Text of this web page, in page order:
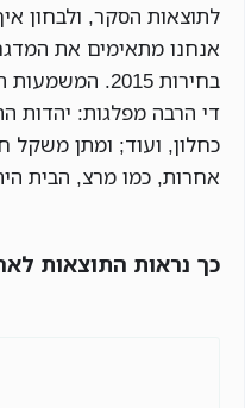
לתוצאות הסקר, ולבחון
אנחנו מתאימים את
בחירות 2015.
די הרבה מפלגות: יהדות
כחלון, ועוד; ומתן משקל
אחרות, כמו מרצ, הבית
כך נראות התוצאות